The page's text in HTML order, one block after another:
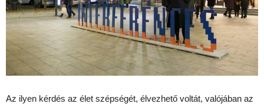
Az ilyen kérdés az élet szépségét, élvezhető voltát, valójában az